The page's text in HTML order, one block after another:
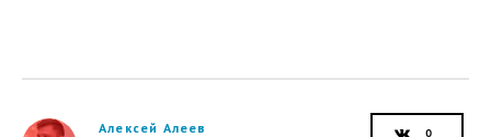
Алексей Алеев